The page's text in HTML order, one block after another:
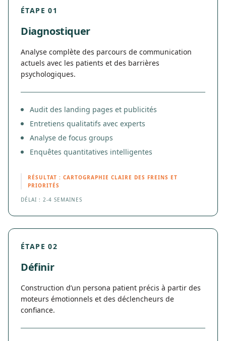
ÉTAPE 01
Diagnostiquer
Analyse complète des parcours de communication
actuels avec les patients et des barrières
psychologiques.
Audit des landing pages et publicités
Entretiens qualitatifs avec experts
Analyse de focus groups
Enquêtes quantitatives intelligentes
RÉSULTAT : CARTOGRAPHIE CLAIRE DES FREINS ET
PRIORITÉS
DÉLAI : 2-4 SEMAINES
ÉTAPE 02
Définir
Construction d’un persona patient précis à partir des
moteurs émotionnels et des déclencheurs de
confiance.